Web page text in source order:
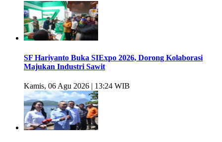
SF Hariyanto Buka SIExpo 2026, Dorong Kolaborasi
Majukan Industri Sawit
Kamis, 06 Agu 2026 | 13:24 WIB